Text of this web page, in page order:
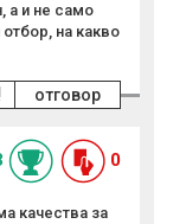
а и не само
на какво
отговор
0
качества за